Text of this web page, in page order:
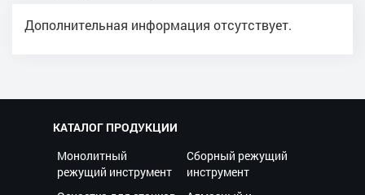
Дополнительная информация отсутствует.
КАТАЛОГ ПРОДУКЦИИ
Монолитный
режущий инструмент
Сборный режущий
инструмент